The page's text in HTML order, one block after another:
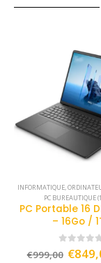
INFORMATIQUE,
PC BUREAUTIQUE
PC Portable 16
– 16Go /
out
€999,00 €